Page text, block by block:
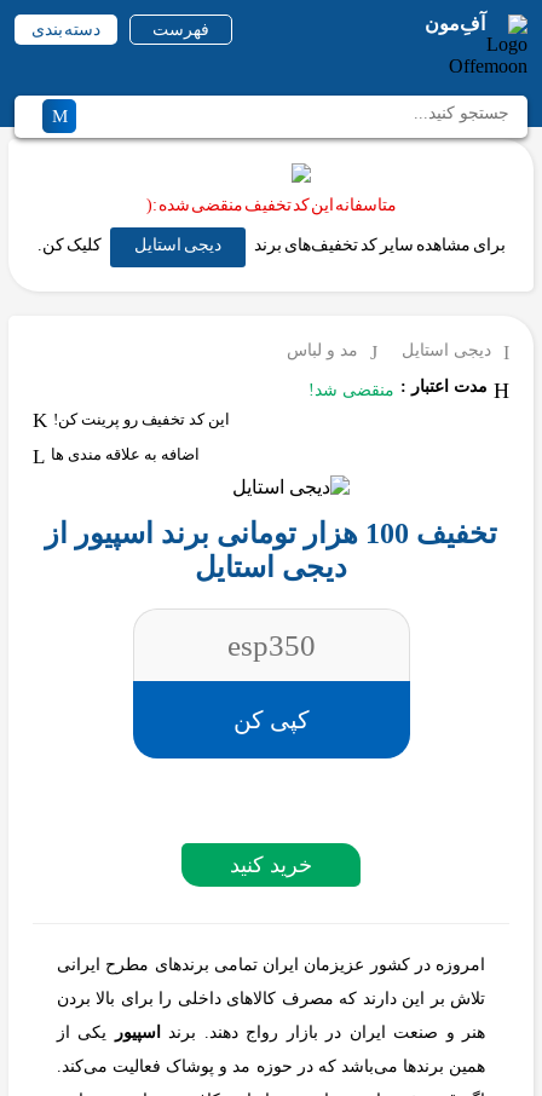
آفِ‌مون فهرست دسته بندی
متاسفانه این کد تخفیف منقضی شده :(
برای مشاهده سایر کد تخفیف‌های برند دیجی استایل کلیک کن.
دیجی استایل
مد و لباس
مدت اعتبار : منقضی شد!
این کد تخفیف رو پرینت کن!
اضافه به علاقه مندی ها
تخفیف 100 هزار تومانی برند اسپیور از
دیجی استایل
esp350
کپی کن
خرید کنید
امروزه در کشور عزیزمان ایران تمامی برندهای مطرح ایرانی
تلاش بر این دارند که مصرف کالاهای داخلی را برای بالا بردن
هنر و صنعت ایران در بازار رواج دهند. برند
اسپیور
یکی از
همین برندها می‌باشد که در حوزه مد و پوشاک فعالیت می‌کند.